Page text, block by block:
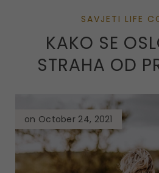
SAVJETI LIFE
KAKO SE
STRAHA OD
on October 24, 2021